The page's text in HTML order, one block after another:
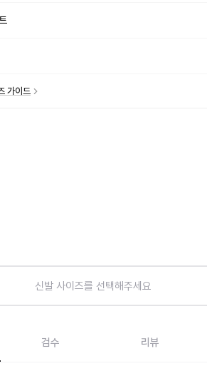
가이드
신발 사이즈를 선택해주세요
검수 리뷰